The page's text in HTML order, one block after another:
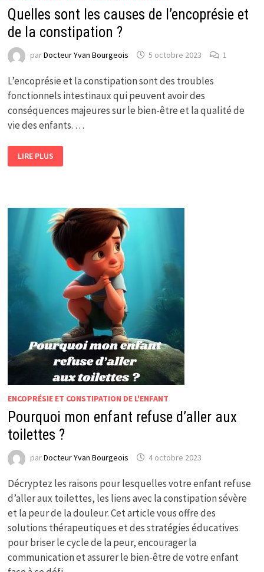
Quelles sont les causes de l’encoprésie et
de la constipation ?
parDocteur Yvan Bourgeois 5 octobre 2023 1
L’encoprésie et la constipation sont des troubles
fonctionnels intestinaux qui peuvent avoir des
conséquences majeures sur le bien-être et la qualité de
vie des enfants. …
QUELLES
SONT
LES
DE
CONSTIPATION
LIRE PLUS
ENCOPRÉSIE ET CONSTIPATION DE L'ENFANT
Pourquoi mon enfant refuse d’aller aux
toilettes ?
parDocteur Yvan Bourgeois 4 octobre 2023
Décryptez les raisons pour lesquelles votre enfant refuse
d’aller aux toilettes, les liens avec la constipation sévère
et la peur de la douleur. Cet article vous offre des
solutions thérapeutiques et des stratégies éducatives
pour briser le cycle de la peur, encourager la
communication et assurer le bien-être de votre enfant